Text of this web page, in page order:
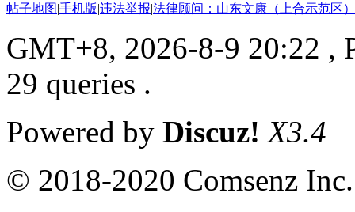
帖子地图|手机版|违法举报|法律顾问：山东文康（上合示范区
GMT+8, 2026-8-9 20:22 ,
29 queries .
Powered by Discuz! X3.4
© 2018-2020 Comsenz Inc.